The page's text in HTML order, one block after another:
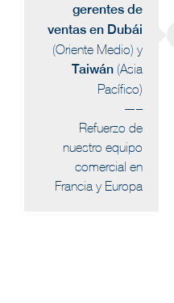
gerentes de
ventas en Dubái
(Oriente Medio) y
Taiwán(Asia
Pacífico)
—–
Refuerzo de
nuestro equipo
comercial en
Francia y Europa